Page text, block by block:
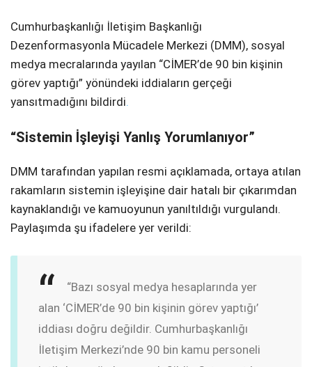
Cumhurbaşkanlığı İletişim Başkanlığı
Dezenformasyonla Mücadele Merkezi (DMM), sosyal
medya mecralarında yayılan “CİMER’de 90 bin kişinin
görev yaptığı” yönündeki iddiaların gerçeği
yansıtmadığını bildirdi.
“Sistemin İşleyişi Yanlış Yorumlanıyor”
DMM tarafından yapılan resmi açıklamada, ortaya atılan
rakamların sistemin işleyişine dair hatalı bir çıkarımdan
kaynaklandığı ve kamuoyunun yanıltıldığı vurgulandı.
Paylaşımda şu ifadelere yer verildi:
“Bazı sosyal medya hesaplarında yer
alan ‘CİMER’de 90 bin kişinin görev yaptığı’
iddiası doğru değildir. Cumhurbaşkanlığı
İletişim Merkezi’nde 90 bin kamu personeli